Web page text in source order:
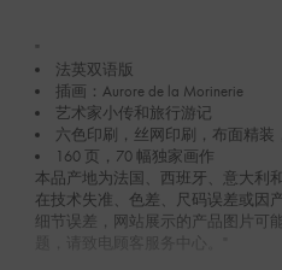
"
法英双语版
插画：Aurore de la Morinerie
艺术家小传和旅行游记
六色印刷，丝网印刷，布面精装
160 页，70 幅独家画作
本品产地为法国、西班牙、意大利
在技术失准、色差、尺码误差或因
细节误差，网站展示的产品图片可
题，请致电顾客服务中心。"